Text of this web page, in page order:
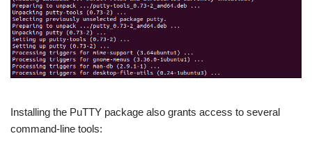
Installing the PuTTY package also grants access to several
command-line tools: